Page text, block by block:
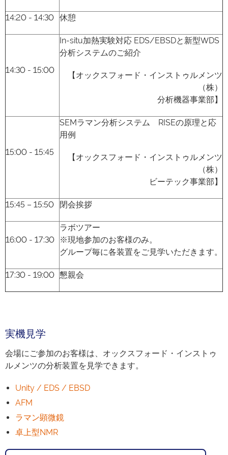
14:20 - 14:30 休憩
14:30 - 15:00
In-situ加熱実験対応 EDS/EBSDと新型WDS
分析システムのご紹介
【オックスフォード・インストゥルメンツ
（株）
分析機器事業部】
15:00 - 15:45
SEMラマン分析システム RISEの原理と応
用例
【オックスフォード・インストゥルメンツ
（株）
ビーテック事業部】
15:45 – 15:50 閉会挨拶
16:00 - 17:30
ラボツアー
※現地参加のお客様のみ。
グループ毎に各装置をご見学いただきます。
17:30 - 19:00 懇親会
実機見学
会場にご参加のお客様は、オックスフォード・インストゥ
ルメンツの分析装置を見学できます。
Unity / EDS / EBSD
AFM
ラマン顕微鏡
卓上型NMR